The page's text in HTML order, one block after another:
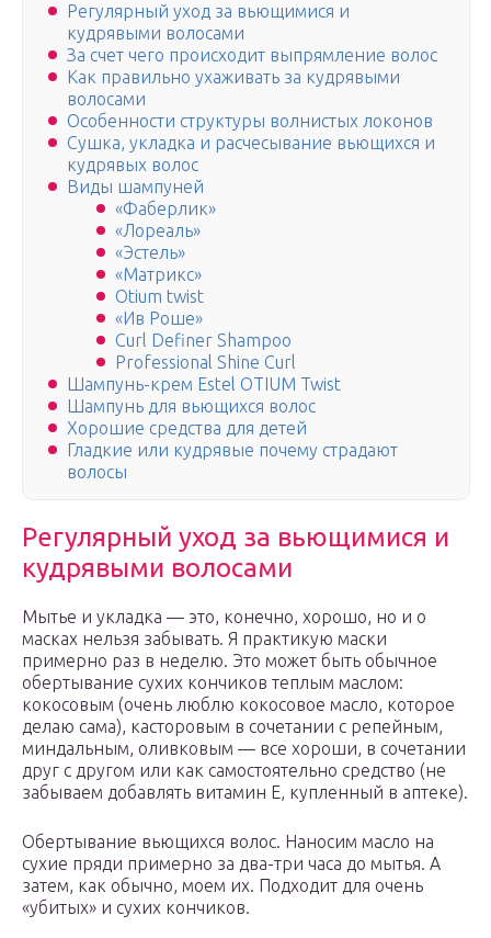
Регулярный уход за вьющимися и
кудрявыми волосами
За счет чего происходит выпрямление волос
Как правильно ухаживать за кудрявыми
волосами
Особенности структуры волнистых локонов
Сушка, укладка и расчесывание вьющихся и
кудрявых волос
Виды шампуней
«Фаберлик»
«Лореаль»
«Эстель»
«Матрикс»
Otium twist
«Ив Роше»
Curl Definer Shampoo
Professional Shine Curl
Шампунь-крем Estel OTIUM Twist
Шампунь для вьющихся волос
Хорошие средства для детей
Гладкие или кудрявые почему страдают
волосы
Регулярный уход за вьющимися и
кудрявыми волосами
Мытье и укладка — это, конечно, хорошо, но и о
масках нельзя забывать. Я практикую маски
примерно раз в неделю. Это может быть обычное
обертывание сухих кончиков теплым маслом:
кокосовым (очень люблю кокосовое масло, которое
делаю сама), касторовым в сочетании с репейным,
миндальным, оливковым — все хороши, в сочетании
друг с другом или как самостоятельно средство (не
забываем добавлять витамин Е, купленный в аптеке).
Обертывание вьющихся волос. Наносим масло на
сухие пряди примерно за два-три часа до мытья. А
затем, как обычно, моем их. Подходит для очень
«убитых» и сухих кончиков.